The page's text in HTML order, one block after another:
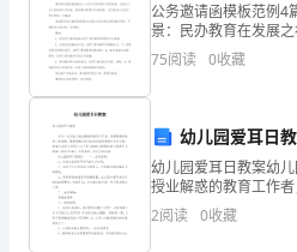
公务邀请函模板范例4
景：民办教育在发展之
管理困惑；而在发展中
源转化方式、教学质
75阅读 0收藏
幼儿园爱耳日
幼儿园爱耳日教案幼
授业解惑的教育工作
案是教学活动的总的
么写呢？以下是小编精
2阅读 0收藏